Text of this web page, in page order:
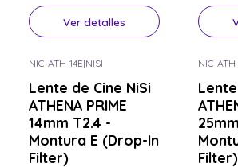
Ver detalles
NIC-ATH-14E|NISI
Lente de Cine NiSi
ATHENA PRIME
14mm T2.4 -
Montura E (Drop-In
Filter)
NIC-
Filter)